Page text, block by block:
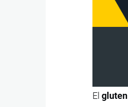
Elgluten